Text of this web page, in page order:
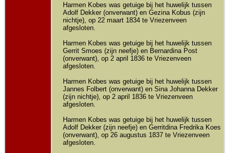
Harmen Kobes was getuige bij het huwelijk tussen
Adolf Dekker (onverwant) en Gezina Kobus (zijn
nichtje), op 22 maart 1834 te Vriezenveen
afgesloten.
Harmen Kobes was getuige bij het huwelijk tussen
Gerrit Smoes (zijn neefje) en Bernardina Post
(onverwant), op 2 april 1836 te Vriezenveen
afgesloten.
Harmen Kobes was getuige bij het huwelijk tussen
Jannes Folbert (onverwant) en Sina Johanna Dekker
(zijn nichtje), op 2 april 1836 te Vriezenveen
afgesloten.
Harmen Kobes was getuige bij het huwelijk tussen
Adolf Dekker (zijn neefje) en Gerritdina Fredrika Koes
(onverwant), op 26 augustus 1837 te Vriezenveen
afgesloten.